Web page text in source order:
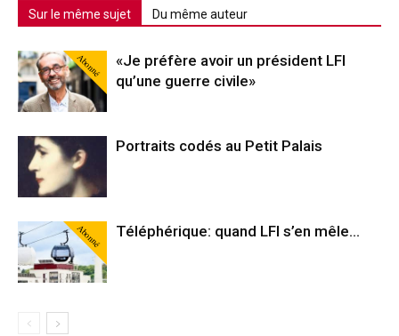
Sur le même sujet Du même auteur
Abonné
«Je préfère avoir un président LFI
qu’une guerre civile»
Portraits codés au Petit Palais
Abonné Téléphérique: quand LFI s’en mêle…